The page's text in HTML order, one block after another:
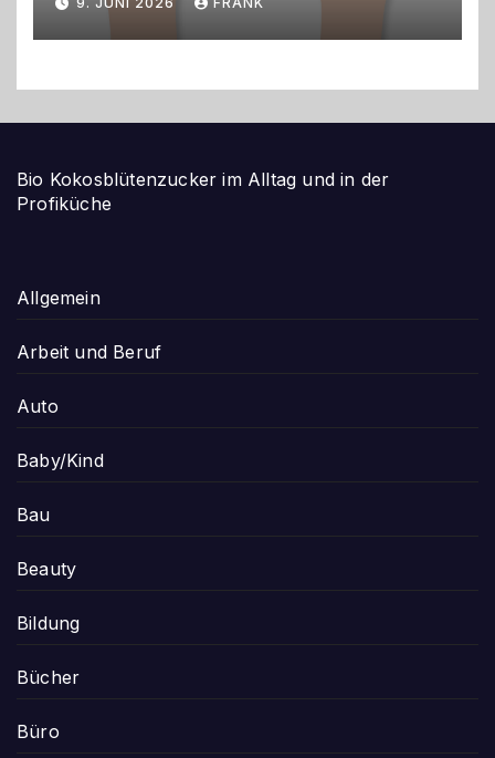
Bio Kokosblütenzucker im Alltag und in der
Profiküche
Allgemein
Arbeit und Beruf
Auto
Baby/Kind
Bau
Beauty
Bildung
Bücher
Büro